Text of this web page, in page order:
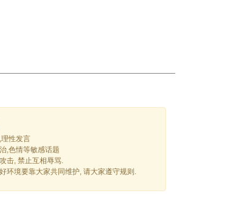
性发言
,色情等敏感话题
击, 禁止互相辱骂.
环境要靠大家共同维护, 请大家遵守规则.